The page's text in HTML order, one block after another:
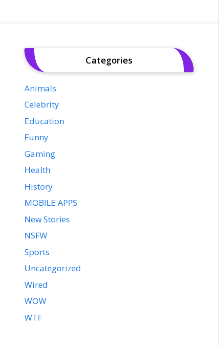
Categories
Animals
Celebrity
Education
Funny
Gaming
Health
History
MOBILE APPS
New Stories
NSFW
Sports
Uncategorized
Wired
WOW
WTF